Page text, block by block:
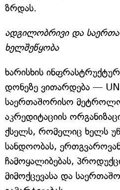
ზრდას.
ადგილობრივი და
ხელშეწყობა
ხარისხის
დონეზე ვითარდება —
საერთაშორისო
აკრედიტაციის
ქსელს, რომელიც ხელს
სანდოობას,
ჩამოყალიბებას,
მიმოქცევასა და